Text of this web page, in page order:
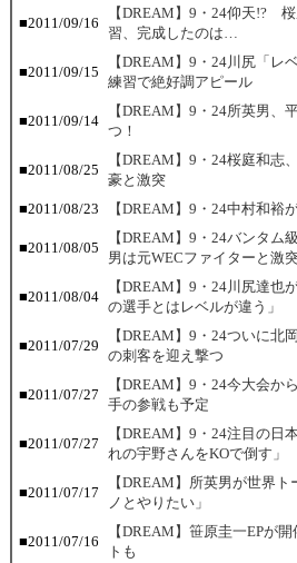
■2011/09/16
【DREAM】9・24仰天!?
習、完成したのは…
■2011/09/15
【DREAM】9・24川尻「レ
練習で絶好調アピール
■2011/09/14
【DREAM】9・24所英男、
つ！
■2011/08/25
【DREAM】9・24桜庭和志
豪と激突
■2011/08/23 【DREAM】9・24中村和裕
■2011/08/05
【DREAM】9・24バンタム
男は元WECファイターと激
■2011/08/04
【DREAM】9・24川尻達也
の選手とはレベルが違う」
■2011/07/29
【DREAM】9・24ついに北
の刺客を迎え撃つ
■2011/07/27
【DREAM】9・24今大会か
手の参戦も予定
■2011/07/27
【DREAM】9・24注目の日
れの宇野さんをKOで倒す」
■2011/07/17
【DREAM】所英男が世界
ノとやりたい」
■2011/07/16
【DREAM】笹原圭一EPが
トも